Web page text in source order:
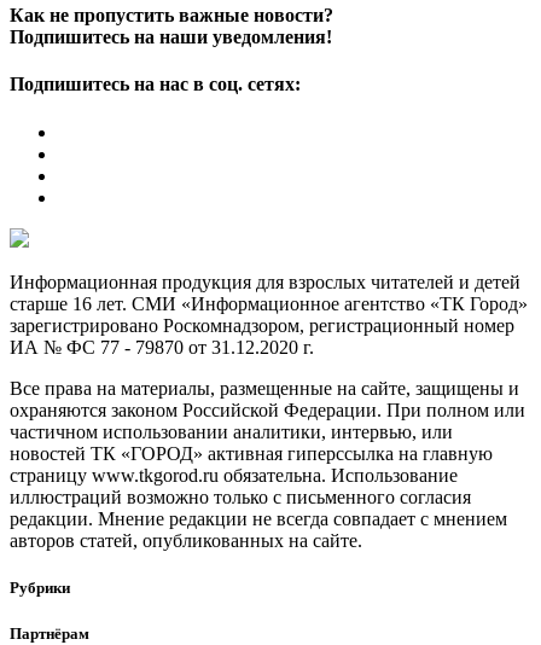
Как не пропустить важные новости?
Подпишитесь на наши уведомления!
Подпишитесь на нас в соц. сетях:
Информационная продукция для взрослых читателей и детей
старше 16 лет. СМИ «Информационное агентство «ТК Город»
зарегистрировано Роскомнадзором, регистрационный номер
ИА № ФС 77 - 79870 от 31.12.2020 г.
Все права на материалы, размещенные на сайте, защищены и
охраняются законом Российской Федерации. При полном или
частичном использовании аналитики, интервью, или
новостей ТК «ГОРОД» активная гиперссылка на главную
страницу www.tkgorod.ru обязательна. Использование
иллюстраций возможно только с письменного согласия
редакции. Мнение редакции не всегда совпадает с мнением
авторов статей, опубликованных на сайте.
Рубрики
Партнёрам